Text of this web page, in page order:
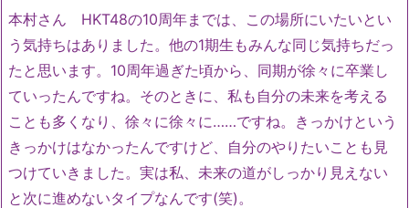
本村さん HKT48の10周年までは、この場所にいたいとい
う気持ちはありました。他の1期生もみんな同じ気持ちだっ
たと思います。10周年過ぎた頃から、同期が徐々に卒業し
ていったんですね。そのときに、私も自分の未来を考える
ことも多くなり、徐々に徐々に……ですね。きっかけという
きっかけはなかったんですけど、自分のやりたいことも見
つけていきました。実は私、未来の道がしっかり見えない
と次に進めないタイプなんです(笑)。